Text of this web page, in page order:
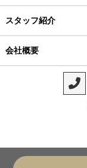
スタッフ紹介
会社概要